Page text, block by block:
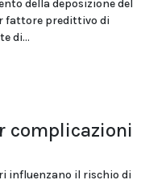
della deposizione del
fattore predittivo di
di...
complicazioni
influenzano il rischio di